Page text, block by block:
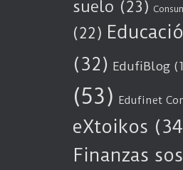
suelo (23)
(22)
(32) EdufiBlog
(53) Edufinet
eXtoikos
Finanzas